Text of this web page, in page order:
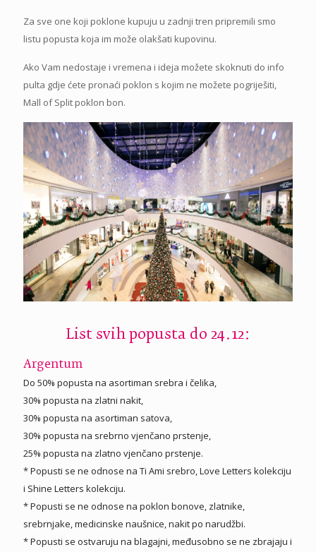
Za sve one koji poklone kupuju u zadnji tren pripremili smo
listu popusta koja im može olakšati kupovinu.
Ako Vam nedostaje i vremena i ideja možete skoknuti do info
pulta gdje ćete pronaći poklon s kojim ne možete pogriješiti,
Mall of Split poklon bon.
List svih popusta do 24.12:
Argentum
Do 50% popusta na asortiman srebra i čelika,
30% popusta na zlatni nakit,
30% popusta na asortiman satova,
30% popusta na srebrno vjenčano prstenje,
25% popusta na zlatno vjenčano prstenje.
* Popusti se ne odnose na Ti Ami srebro, Love Letters kolekciju
i Shine Letters kolekciju.
* Popusti se ne odnose na poklon bonove, zlatnike,
srebrnjake, medicinske naušnice, nakit po narudžbi.
* Popusti se ostvaruju na blagajni, međusobno se ne zbrajaju i